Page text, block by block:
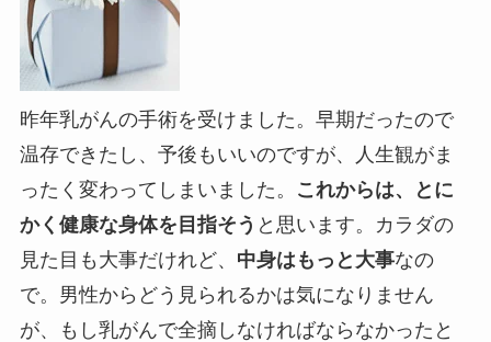
昨年乳がんの手術を受けました。早期だったので
温存できたし、予後もいいのですが、人生観がま
ったく変わってしまいました。
これからは、とに
かく健康な身体を目指そう と思います。カラダの
見た目も大事だけれど、 中身はもっと大事なの
で。男性からどう見られるかは気になりません
が、もし乳がんで全摘しなければならなかったと